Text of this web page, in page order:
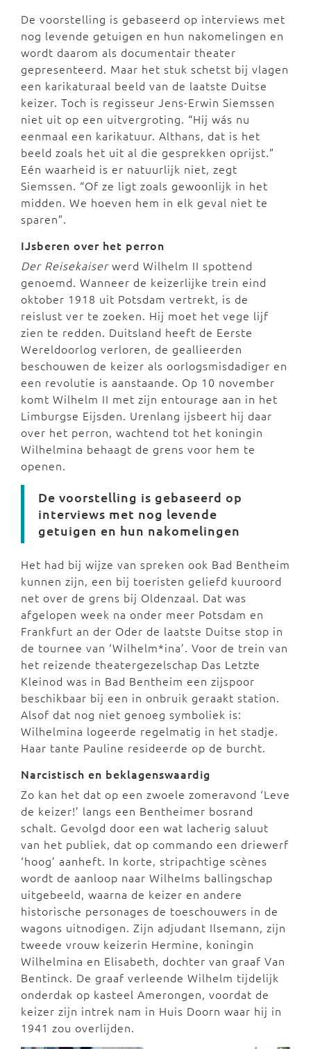
De voorstelling is gebaseerd op interviews met
nog levende getuigen en hun nakomelingen en
wordt daarom als documentair theater
gepresenteerd. Maar het stuk schetst bij vlagen
een karikaturaal beeld van de laatste Duitse
keizer. Toch is regisseur Jens-Erwin Siemssen
niet uit op een uitvergroting. “Hij wás nu
eenmaal een karikatuur. Althans, dat is het
beeld zoals het uit al die gesprekken oprijst.”
Eén waarheid is er natuurlijk niet, zegt
Siemssen. “Of ze ligt zoals gewoonlijk in het
midden. We hoeven hem in elk geval niet te
sparen”.
IJsberen over het perron
Der Reisekaiserwerd Wilhelm II spottend
genoemd. Wanneer de keizerlijke trein eind
oktober 1918 uit Potsdam vertrekt, is de
reislust ver te zoeken. Hij moet het vege lijf
zien te redden. Duitsland heeft de Eerste
Wereldoorlog verloren, de geallieerden
beschouwen de keizer als oorlogsmisdadiger en
een revolutie is aanstaande. Op 10 november
komt Wilhelm II met zijn entourage aan in het
Limburgse Eijsden. Urenlang ijsbeert hij daar
over het perron, wachtend tot het koningin
Wilhelmina behaagt de grens voor hem te
openen.
De voorstelling is gebaseerd op
interviews met nog levende
getuigen en hun nakomelingen
Het had bij wijze van spreken ook Bad Bentheim
kunnen zijn, een bij toeristen geliefd kuuroord
net over de grens bij Oldenzaal. Dat was
afgelopen week na onder meer Potsdam en
Frankfurt an der Oder de laatste Duitse stop in
de tournee van ‘Wilhelm*ina’. Voor de trein van
het reizende theatergezelschap Das Letzte
Kleinod was in Bad Bentheim een zijspoor
beschikbaar bij een in onbruik geraakt station.
Alsof dat nog niet genoeg symboliek is:
Wilhelmina logeerde regelmatig in het stadje.
Haar tante Pauline resideerde op de burcht.
Narcistisch en beklagenswaardig
Zo kan het dat op een zwoele zomeravond ‘Leve
de keizer!’ langs een Bentheimer bosrand
schalt. Gevolgd door een wat lacherig saluut
van het publiek, dat op commando een driewerf
‘hoog’ aanheft. In korte, stripachtige scènes
wordt de aanloop naar Wilhelms ballingschap
uitgebeeld, waarna de keizer en andere
historische personages de toeschouwers in de
wagons uitnodigen. Zijn adjudant Ilsemann, zijn
tweede vrouw keizerin Hermine, koningin
Wilhelmina en Elisabeth, dochter van graaf Van
Bentinck. De graaf verleende Wilhelm tijdelijk
onderdak op kasteel Amerongen, voordat de
keizer zijn intrek nam in Huis Doorn waar hij in
1941 zou overlijden.